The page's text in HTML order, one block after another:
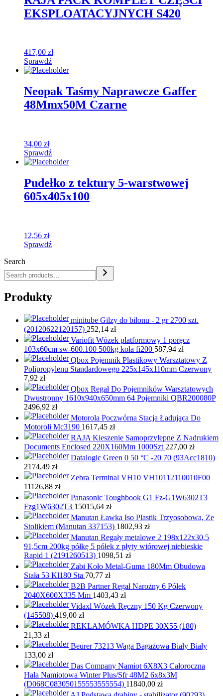
EKSPLOATACYJNYCH S420
417,00 zł
Sprawdź
Neopak Taśmy Naprawcze Gaffer
48Mmx50M Czarne
34,00 zł
Sprawdź
Pudełko z tektury 5-warstwowej
605x405x100
12,56 zł
Sprawdź
Search
Produkty
minitube Gilzy do bilonu - 2 gr 2700 szt.
(20120622120157) 252,14 zł
Variofit Wózek platformowy 1 poręcz
103x60cm sw-600.100 500kg koła fi200 587,94 zł
Qbox Pojemnik Plastikowy Warsztatowy Z
Polipropylenu Standardowego 225x145x110mm Czerwony
7,92 zł
Qbox Regał Do Pojemników Warsztatowych
Dwustronny 1610x940x650mm 64 Pojemniki QBR200080P
2496,92 zł
Motorola Poczwórna Stacja Ładująca Do
Motoroli Mc3190 1617,45 zł
RAJA Kieszenie Samoprzylepne Z Nadrukiem
Documents Enclosed 220X160Mm 1000Szt 227,00 zł
Datalogic Green 0 50 °C -20 70 (93Acc1810)
2174,49 zł
Zebra Terminal VH10 VH10112110010F00
11126,88 zł
Panasonic Toughbook G1 Fz-G1W6302T3
Fzg1W6302T3 15015,64 zł
Manutan Ławka Iso Plastik Trzyosobowa, Ze
Stolikiem (Manutan 337153) 1802,93 zł
Manutan Regały metalowe 2 198x122x30,5
91,5cm 200kg półkę 5 półek z płyty wiórowej niebieskie
Rapid 1 (2191260513) 1098,51 zł
Zabi Koło Metal-Guma 180Mm Obudowa
Stała 53 Kl180 Sta 70,77 zł
B2B Partner Regał Narożny 6 Półek
2040X600X335 Mm 1403,43 zł
Vidaxl Wózek Ręczny 150 Kg Czerwony
(145508) 419,00 zł
REKLAMÓWKA HDPE 30X55 (180)
21,33 zł
Beurer 73213 Waga Bagażowa Biały Biały
133,00 zł
Das Company Namiot 6X8X3 Całoroczna
Hala Namiotowa Winter Plus/Sfr 48M2 6x8x3M
(D068C083050155553555554) 11840,00 zł